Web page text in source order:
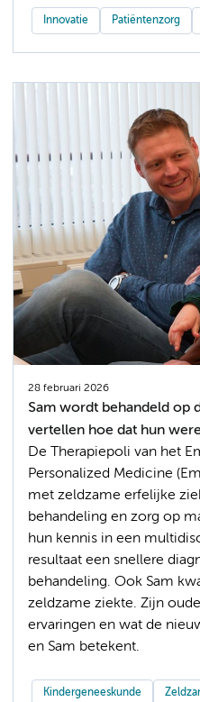
Innovatie Patiëntenzorg
28 februari 2026
Sam wordt behandeld op
vertellen hoe dat hun
De Therapiepoli van het
Personalized Medicine
met zeldzame erfelijke
behandeling en zorg op
hun kennis in een
resultaat een snellere
behandeling. Ook Sam
zeldzame ziekte. Zijn
ervaringen en wat de
en Sam betekent.
Kindergeneeskunde